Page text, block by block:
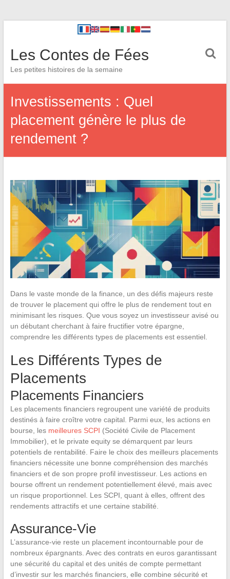
Les Contes de Fées
Les petites histoires de la semaine
Investissements : Quel
placement génère le plus de
rendement ?
Dans le vaste monde de la finance, un des défis majeurs reste
de trouver le placement qui offre le plus de rendement tout en
minimisant les risques. Que vous soyez un investisseur avisé ou
un débutant cherchant à faire fructifier votre épargne,
comprendre les différents types de placements est essentiel.
Les Différents Types de
Placements
Placements Financiers
Les placements financiers regroupent une variété de produits
destinés à faire croître votre capital. Parmi eux, les actions en
bourse, les meilleures SCPI (Société Civile de Placement
Immobilier), et le private equity se démarquent par leurs
potentiels de rentabilité. Faire le choix des meilleurs placements
financiers nécessite une bonne compréhension des marchés
financiers et de son propre profil investisseur. Les actions en
bourse offrent un rendement potentiellement élevé, mais avec
un risque proportionnel. Les SCPI, quant à elles, offrent des
rendements attractifs et une certaine stabilité.
Assurance-Vie
L’assurance-vie reste un placement incontournable pour de
nombreux épargnants. Avec des contrats en euros garantissant
une sécurité du capital et des unités de compte permettant
d’investir sur les marchés financiers, elle combine sécurité et